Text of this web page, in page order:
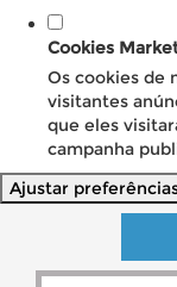
Cookies
Os cookies de
visitantes
que eles
campanha
Ajustar